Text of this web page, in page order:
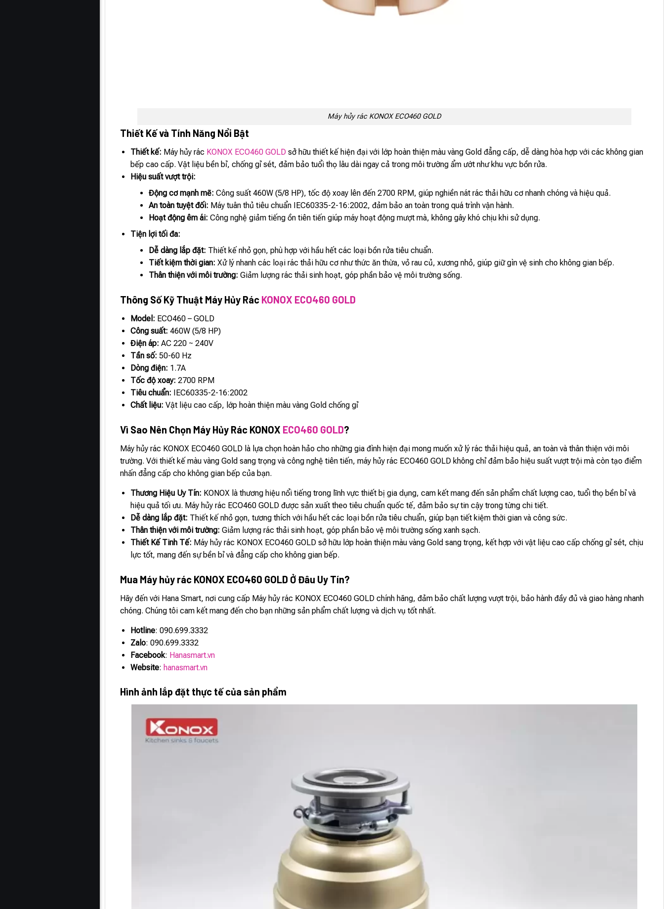
Máy hủy rác KONOX ECO460 GOLD
Thiết Kế và Tính Năng Nổi Bật
Thiết kế: Máy hủy rác KONOX ECO460 GOLD sở hữu thiết kế hiện đại với lớp hoàn thiện màu vàng Gold đẳng cấp, dễ dàng hòa hợp với các không gian
bếp cao cấp. Vật liệu bền bỉ, chống gỉ sét, đảm bảo tuổi thọ lâu dài ngay cả trong môi trường ẩm ướt như khu vực bồn rửa.
Hiệu suất vượt trội:
Động cơ mạnh mẽ: Công suất 460W (5/8 HP), tốc độ xoay lên đến 2700 RPM, giúp nghiền nát rác thải hữu cơ nhanh chóng và hiệu quả.
An toàn tuyệt đối: Máy tuân thủ tiêu chuẩn IEC60335-2-16:2002, đảm bảo an toàn trong quá trình vận hành.
Hoạt động êm ái: Công nghệ giảm tiếng ồn tiên tiến giúp máy hoạt động mượt mà, không gây khó chịu khi sử dụng.
Tiện lợi tối đa:
Dễ dàng lắp đặt: Thiết kế nhỏ gọn, phù hợp với hầu hết các loại bồn rửa tiêu chuẩn.
Tiết kiệm thời gian: Xử lý nhanh các loại rác thải hữu cơ như thức ăn thừa, vỏ rau củ, xương nhỏ, giúp giữ gìn vệ sinh cho không gian bếp.
Thân thiện với môi trường: Giảm lượng rác thải sinh hoạt, góp phần bảo vệ môi trường sống.
Thông Số Kỹ Thuật Máy Hủy Rác KONOX ECO460 GOLD
Model: ECO460 – GOLD
Công suất: 460W (5/8 HP)
Điện áp: AC 220 ~ 240V
Tần số: 50-60 Hz
Dòng điện: 1.7A
Tốc độ xoay: 2700 RPM
Tiêu chuẩn: IEC60335-2-16:2002
Chất liệu: Vật liệu cao cấp, lớp hoàn thiện màu vàng Gold chống gỉ
Vì Sao Nên Chọn Máy Hủy Rác KONOX ECO460 GOLD?
Máy hủy rác KONOX ECO460 GOLD là lựa chọn hoàn hảo cho những gia đình hiện đại mong muốn xử lý rác thải hiệu quả, an toàn và thân thiện với môi
trường. Với thiết kế màu vàng Gold sang trọng và công nghệ tiên tiến, máy hủy rác ECO460 GOLD không chỉ đảm bảo hiệu suất vượt trội mà còn tạo điểm
nhấn đẳng cấp cho không gian bếp của bạn.
Thương Hiệu Uy Tín: KONOX là thương hiệu nổi tiếng trong lĩnh vực thiết bị gia dụng, cam kết mang đến sản phẩm chất lượng cao, tuổi thọ bền bỉ và
hiệu quả tối ưu. Máy hủy rác ECO460 GOLD được sản xuất theo tiêu chuẩn quốc tế, đảm bảo sự tin cậy trong từng chi tiết.
Dễ dàng lắp đặt: Thiết kế nhỏ gọn, tương thích với hầu hết các loại bồn rửa tiêu chuẩn, giúp bạn tiết kiệm thời gian và công sức.
Thân thiện với môi trường: Giảm lượng rác thải sinh hoạt, góp phần bảo vệ môi trường sống xanh sạch.
Thiết Kế Tinh Tế: Máy hủy rác KONOX ECO460 GOLD sở hữu lớp hoàn thiện màu vàng Gold sang trọng, kết hợp với vật liệu cao cấp chống gỉ sét, chịu
lực tốt, mang đến sự bền bỉ và đẳng cấp cho không gian bếp.
Mua Máy hủy rác KONOX ECO460 GOLD Ở Đâu Uy Tín?
Hãy đến với Hana Smart, nơi cung cấp Máy hủy rác KONOX ECO460 GOLD chính hãng, đảm bảo chất lượng vượt trội, bảo hành đầy đủ và giao hàng nhanh
chóng. Chúng tôi cam kết mang đến cho bạn những sản phẩm chất lượng và dịch vụ tốt nhất.
Hotline: 090.699.3332
Zalo: 090.699.3332
Facebook: Hanasmart.vn
Website: hanasmart.vn
Hình ảnh lắp đặt thực tế của sản phẩm